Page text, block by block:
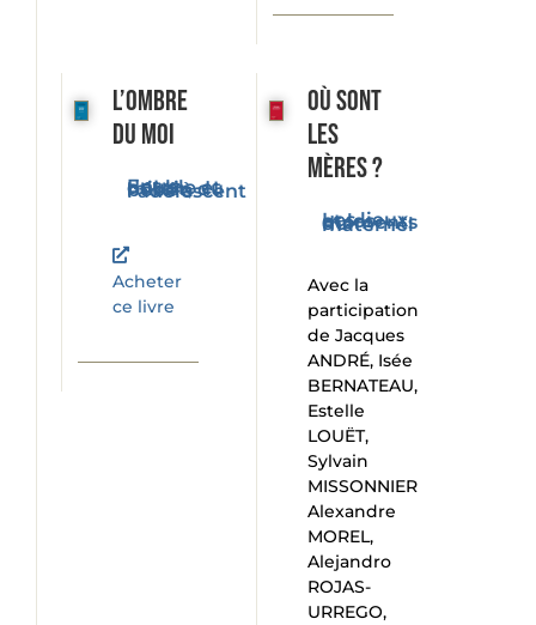
L’ombre
du moi
Entre double et miroir, du bébé à l'adolescent
Acheter
ce livre
Où sont
les
mères ?
Les lieux et les moments du maternel
Avec la
participation
de Jacques
ANDRÉ, Isée
BERNATEAU,
Estelle
LOUËT,
Sylvain
MISSONNIER
Alexandre
MOREL,
Alejandro
ROJAS-
URREGO,